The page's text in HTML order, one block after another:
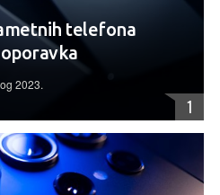
telefona
2023.
1